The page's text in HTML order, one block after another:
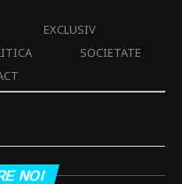
EXCLUSIV
SOCIETATE
NOI